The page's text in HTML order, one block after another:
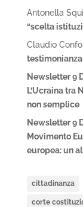
Antonella
“scelta
Claudio
testimonianza
Newsletter 9
L’Ucraina tra
non semplice
Newsletter 9
Movimento
europea: un
cittadinanza
corte